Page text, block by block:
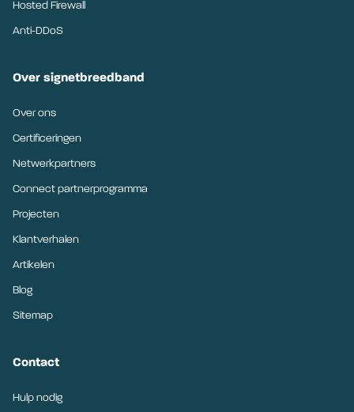
Hosted Firewall
Anti-DDoS
Over signetbreedband
Over ons
Certificeringen
Netwerkpartners
Connect partnerprogramma
Projecten
Klantverhalen
Artikelen
Blog
Sitemap
Contact
Hulp nodig